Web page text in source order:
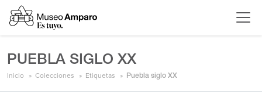
PUEBLA SIGLO XX
Inicio Colecciones Etiquetas Puebla siglo XX